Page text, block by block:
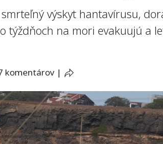
výskyt hantavírusu,
týždňoch na mori evakuujú a
komentárov |